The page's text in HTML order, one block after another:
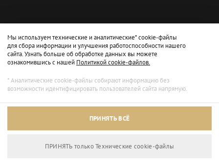
Архивный режим
Мы используем технические и аналитические* cookie-файлы
для сбора информации и улучшения работоспособности нашего
сайта. Узнать больше об обработке данных вы можете
ознакомившись с нашей Политикой cookie-файлов.
* Аналитические cookie-файлы собирают информацию без
возможности идентифицировать пользователей сайта напрямую.
ПРИНЯТЬ ВСЁ
ПРИНЯТЬ только Технические сookie-файлы